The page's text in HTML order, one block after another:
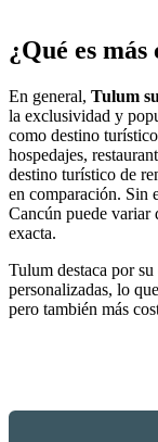
¿Qué es
En general, Tulum
la exclusividad y
como destino
hospedajes,
destino turístico de
en comparación. Sin
Cancún puede variar
exacta.
Tulum destaca por
personalizadas, lo
pero también más